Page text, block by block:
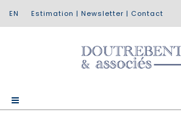
Estimation | Newsletter | Contact